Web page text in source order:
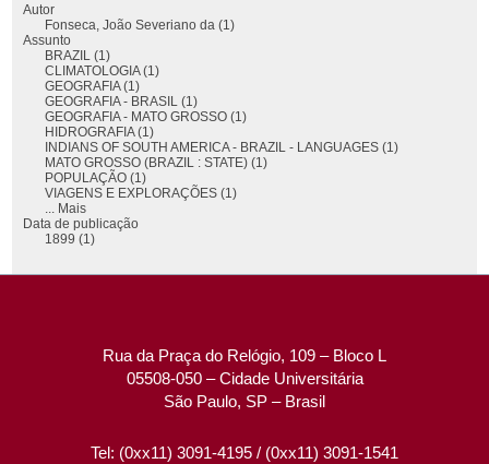
Autor
Fonseca, João Severiano da (1)
Assunto
BRAZIL (1)
CLIMATOLOGIA (1)
GEOGRAFIA (1)
GEOGRAFIA - BRASIL (1)
GEOGRAFIA - MATO GROSSO (1)
HIDROGRAFIA (1)
INDIANS OF SOUTH AMERICA - BRAZIL - LANGUAGES (1)
MATO GROSSO (BRAZIL : STATE) (1)
POPULAÇÃO (1)
VIAGENS E EXPLORAÇÕES (1)
... Mais
Data de publicação
1899 (1)
Rua da Praça do Relógio, 109 – Bloco L
05508-050 – Cidade Universitária
São Paulo, SP – Brasil
Tel: (0xx11) 3091-4195 / (0xx11) 3091-1541